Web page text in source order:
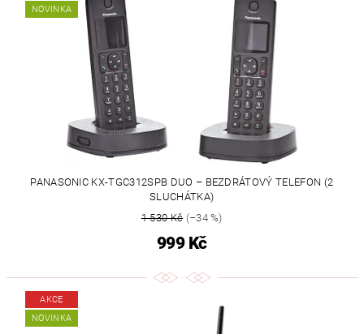
NOVINKA
PANASONIC KX-TGC312SPB DUO – BEZDRÁTOVÝ TELEFON (2
SLUCHÁTKA)
1 530 Kč(–34 %)
999 Kč
AKCE
NOVINKA